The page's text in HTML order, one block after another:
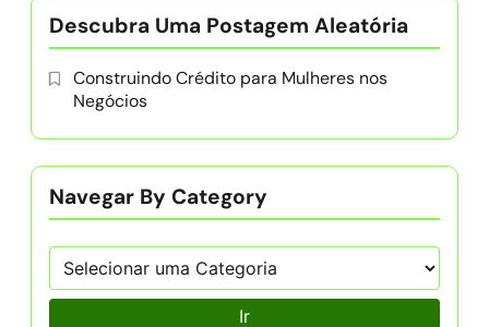
Descubra Uma Postagem Aleatória
Construindo Crédito para Mulheres nos
Negócios
Navegar By Category
Ir